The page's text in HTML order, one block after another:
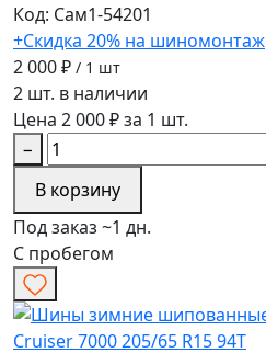
Код: Сам1-54201
+Скидка 20% на шиномонтаж
2 000 ₽ / 1 шт
2 шт. в наличии
Цена 2 000 ₽ за 1 шт.
−
В корзину
Под заказ ~1 дн.
С пробегом